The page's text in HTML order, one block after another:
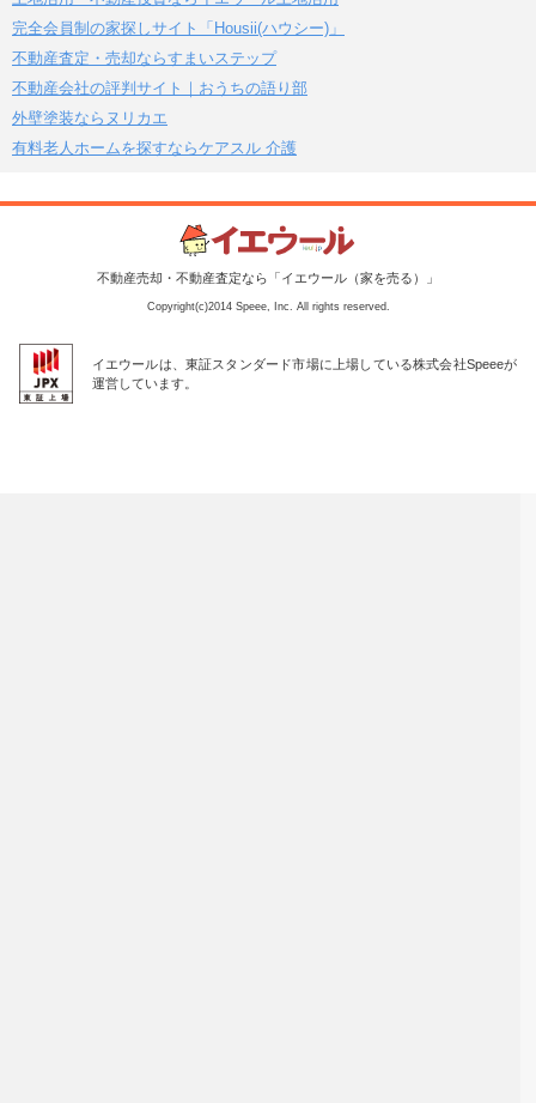
完全会員制の家探しサイト「Housii(ハウシー)」
不動産査定・売却ならすまいステップ
不動産会社の評判サイト｜おうちの語り部
外壁塗装ならヌリカエ
有料老人ホームを探すならケアスル 介護
不動産売却・不動産査定なら「イエウール（家を売る）」
Copyright(c)2014 Speee, Inc. All rights reserved.
イエウールは、東証スタンダード市場に上場している株式会社Speeeが
運営しています。